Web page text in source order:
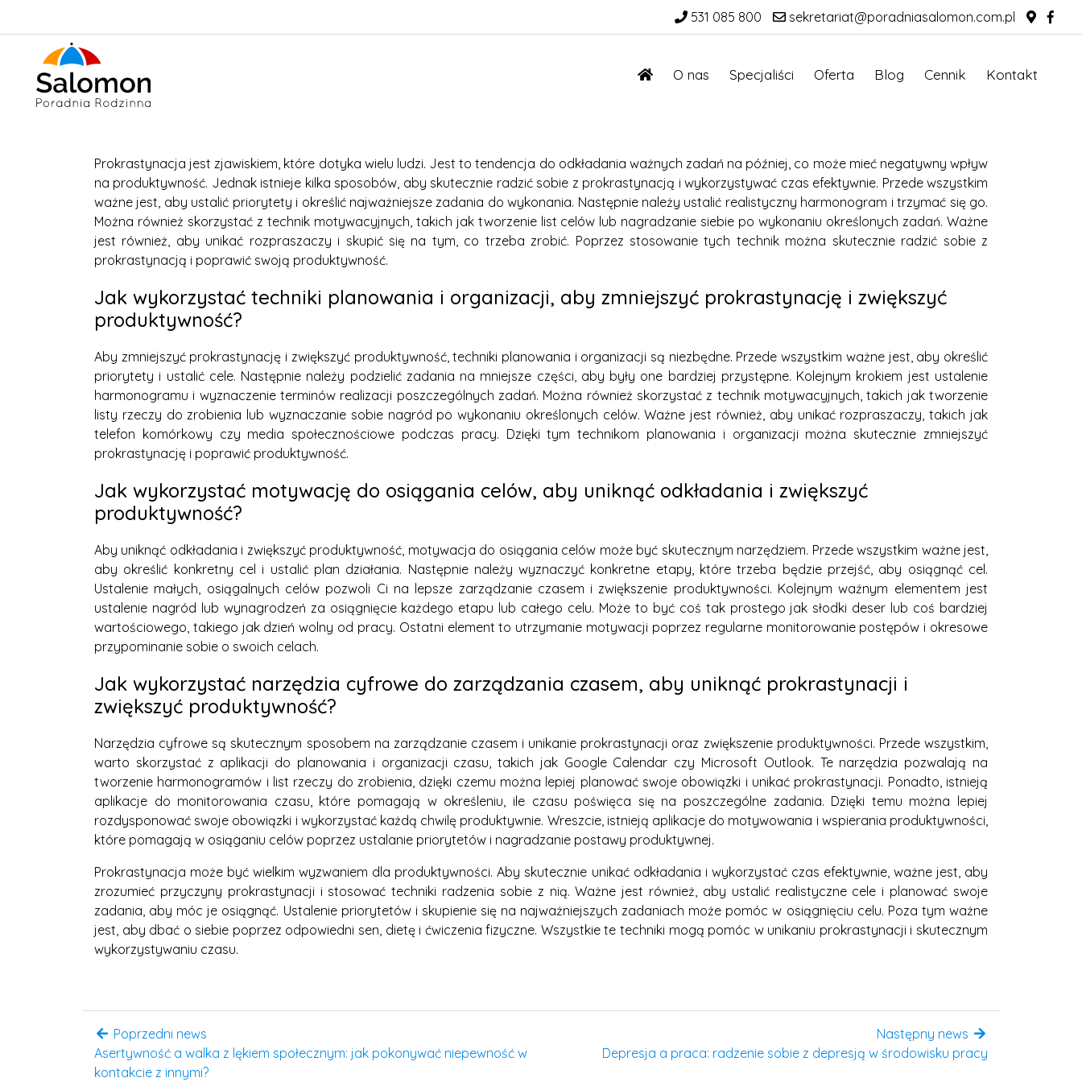
531 085 800 sekretariat@poradniasalomon.com.pl
O nas Specjaliści Oferta Blog Cennik Kontakt
Prokrastynacja jest zjawiskiem, które dotyka wielu ludzi. Jest to tendencja do odkładania ważnych zadań na później, co może mieć negatywny wpływ
na produktywność. Jednak istnieje kilka sposobów, aby skutecznie radzić sobie z prokrastynacją i wykorzystywać czas efektywnie. Przede wszystkim
ważne jest, aby ustalić priorytety i określić najważniejsze zadania do wykonania. Następnie należy ustalić realistyczny harmonogram i trzymać się go.
Można również skorzystać z technik motywacyjnych, takich jak tworzenie list celów lub nagradzanie siebie po wykonaniu określonych zadań. Ważne
jest również, aby unikać rozpraszaczy i skupić się na tym, co trzeba zrobić. Poprzez stosowanie tych technik można skutecznie radzić sobie z
prokrastynacją i poprawić swoją produktywność.
Jak wykorzystać techniki planowania i organizacji, aby zmniejszyć prokrastynację i zwiększyć
produktywność?
Aby zmniejszyć prokrastynację i zwiększyć produktywność, techniki planowania i organizacji są niezbędne. Przede wszystkim ważne jest, aby określić
priorytety i ustalić cele. Następnie należy podzielić zadania na mniejsze części, aby były one bardziej przystępne. Kolejnym krokiem jest ustalenie
harmonogramu i wyznaczenie terminów realizacji poszczególnych zadań. Można również skorzystać z technik motywacyjnych, takich jak tworzenie
listy rzeczy do zrobienia lub wyznaczanie sobie nagród po wykonaniu określonych celów. Ważne jest również, aby unikać rozpraszaczy, takich jak
telefon komórkowy czy media społecznościowe podczas pracy. Dzięki tym technikom planowania i organizacji można skutecznie zmniejszyć
prokrastynację i poprawić produktywność.
Jak wykorzystać motywację do osiągania celów, aby uniknąć odkładania i zwiększyć
produktywność?
Aby uniknąć odkładania i zwiększyć produktywność, motywacja do osiągania celów może być skutecznym narzędziem. Przede wszystkim ważne jest,
aby określić konkretny cel i ustalić plan działania. Następnie należy wyznaczyć konkretne etapy, które trzeba będzie przejść, aby osiągnąć cel.
Ustalenie małych, osiągalnych celów pozwoli Ci na lepsze zarządzanie czasem i zwiększenie produktywności. Kolejnym ważnym elementem jest
ustalenie nagród lub wynagrodzeń za osiągnięcie każdego etapu lub całego celu. Może to być coś tak prostego jak słodki deser lub coś bardziej
wartościowego, takiego jak dzień wolny od pracy. Ostatni element to utrzymanie motywacji poprzez regularne monitorowanie postępów i okresowe
przypominanie sobie o swoich celach.
Jak wykorzystać narzędzia cyfrowe do zarządzania czasem, aby uniknąć prokrastynacji i
zwiększyć produktywność?
Narzędzia cyfrowe są skutecznym sposobem na zarządzanie czasem i unikanie prokrastynacji oraz zwiększenie produktywności. Przede wszystkim,
warto skorzystać z aplikacji do planowania i organizacji czasu, takich jak Google Calendar czy Microsoft Outlook. Te narzędzia pozwalają na
tworzenie harmonogramów i list rzeczy do zrobienia, dzięki czemu można lepiej planować swoje obowiązki i unikać prokrastynacji. Ponadto, istnieją
aplikacje do monitorowania czasu, które pomagają w określeniu, ile czasu poświęca się na poszczególne zadania. Dzięki temu można lepiej
rozdysponować swoje obowiązki i wykorzystać każdą chwilę produktywnie. Wreszcie, istnieją aplikacje do motywowania i wspierania produktywności,
które pomagają w osiąganiu celów poprzez ustalanie priorytetów i nagradzanie postawy produktywnej.
Prokrastynacja może być wielkim wyzwaniem dla produktywności. Aby skutecznie unikać odkładania i wykorzystać czas efektywnie, ważne jest, aby
zrozumieć przyczyny prokrastynacji i stosować techniki radzenia sobie z nią. Ważne jest również, aby ustalić realistyczne cele i planować swoje
zadania, aby móc je osiągnąć. Ustalenie priorytetów i skupienie się na najważniejszych zadaniach może pomóc w osiągnięciu celu. Poza tym ważne
jest, aby dbać o siebie poprzez odpowiedni sen, dietę i ćwiczenia fizyczne. Wszystkie te techniki mogą pomóc w unikaniu prokrastynacji i skutecznym
wykorzystywaniu czasu.
Poprzedni news
Asertywność a walka z lękiem społecznym: jak pokonywać niepewność w
kontakcie z innymi?
Następny news
Depresja a praca: radzenie sobie z depresją w środowisku pracy